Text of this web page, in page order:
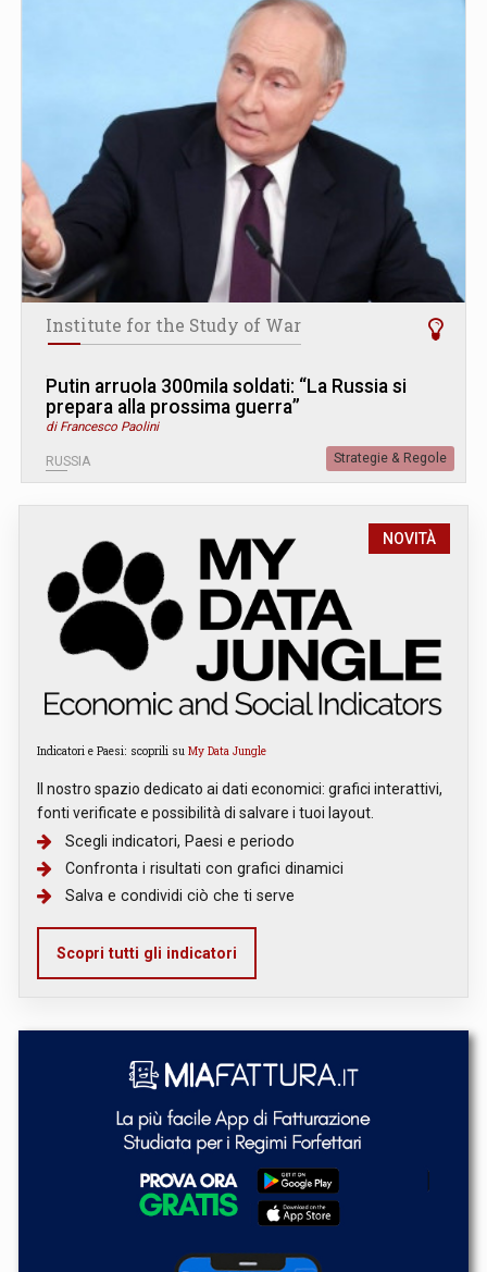
Institute for the Study of War
Putin arruola 300mila soldati: “La Russia si
prepara alla prossima guerra”
di Francesco Paolini
RUSSIA Strategie & Regole
NOVITÀ
Indicatori e Paesi: scoprili su My Data Jungle
Il nostro spazio dedicato ai dati economici: grafici interattivi,
fonti verificate e possibilità di salvare i tuoi layout.
Scegli indicatori, Paesi e periodo
Confronta i risultati con grafici dinamici
Salva e condividi ciò che ti serve
Scopri tutti gli indicatori